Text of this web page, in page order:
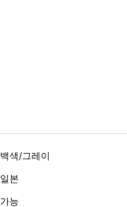
백색/그레이
일본
가능